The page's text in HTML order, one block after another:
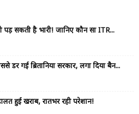
सकती है भारी! जानिए कौन सा ITR...
डर गई ब्रितानिया सरकार, लगा दिया बैन...
हुई खराब, रातभर रही परेशान!